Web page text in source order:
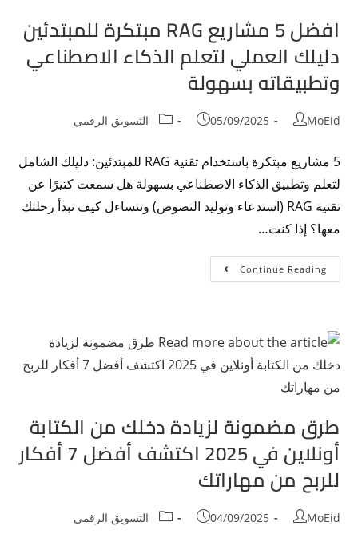
افضل 5 مشاريع RAG مبتكرة للمبتدئين
دليلك العملي لتعلم الذكاء الاصطناعي
وتطبيقاته بسهولة
MoEid
05/09/2025 التسويق الرقمي
5 مشاريع مبتكرة باستخدام تقنية RAG للمبتدئين: دليلك الشامل
لتعلم وتطبيق الذكاء الاصطناعي بسهولة هل سمعت كثيرًا عن
تقنية RAG (استدعاء وتوليد النصوص) وتتساءل كيف تبدأ رحلتك
معها؟ إذا كنت…
Continue Reading
طرق مضمونة لزيادة دخلك من الكتابة
أونلاين في 2025 اكتشف أفضل 7 أفكار
للربح من مهاراتك
MoEid
04/09/2025 التسويق الرقمي